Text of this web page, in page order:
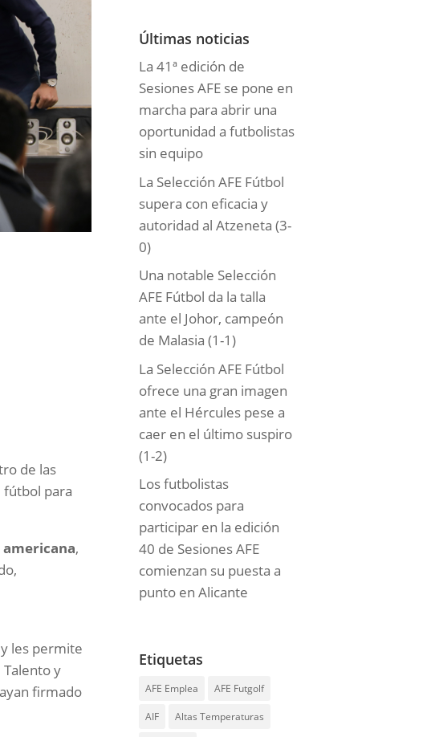
de las
fútbol para
,
les permite
Talento y
firmado
r
a
s
Últimas noticias
La 41ª edición de
Sesiones AFE se pone en
marcha para abrir una
oportunidad a futbolistas
sin equipo
La Selección AFE Fútbol
supera con eficacia y
autoridad al Atzeneta (3-
0)
Una notable Selección
AFE Fútbol da la talla
ante el Johor, campeón
de Malasia (1-1)
La Selección AFE Fútbol
ofrece una gran imagen
ante el Hércules pese a
caer en el último suspiro
(1-2)
Los futbolistas
convocados para
participar en la edición
40 de Sesiones AFE
comienzan su puesta a
punto en Alicante
Etiquetas
AFE Emplea AFE Futgolf
AIF Altas Temperaturas